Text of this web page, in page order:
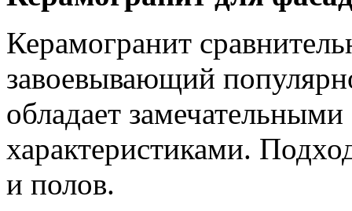
Керамогранит
завоевывающий
обладает
характеристиками.
и полов.